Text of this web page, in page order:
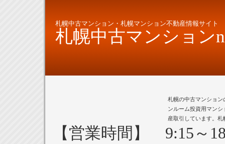
札幌中古マンション・札幌マンション不動産情報サイト
札幌中古マンション
札幌の中古マンショ
ンルーム投資用マン
産取引しています。
【営業時間】 9:15～